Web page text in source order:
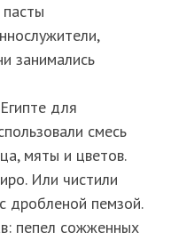
занимались
для
смесь
мяты и цветов.
Или чистили
дробленой пемзой.
пепел сожженных